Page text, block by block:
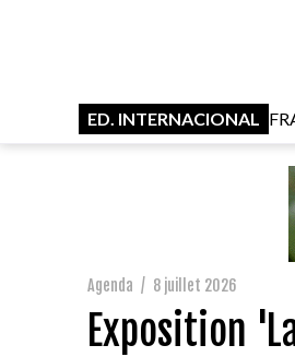
ED. INTERNACIONAL
Agenda / 8 juillet 2026
Exposition